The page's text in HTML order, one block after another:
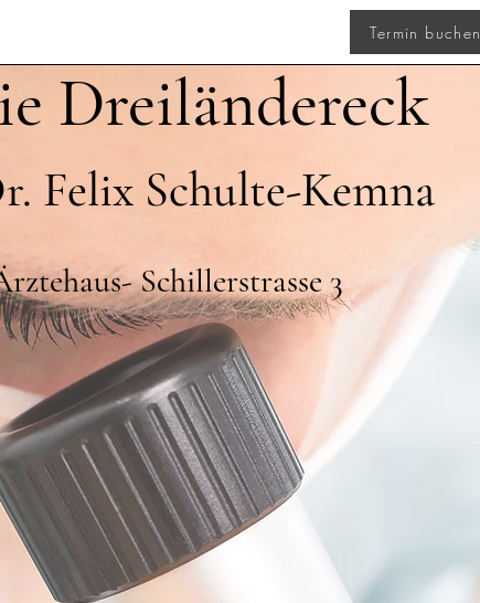
Termin buchen
Dreiländereck
Felix Schulte-Kemna
Schillerstrasse 3